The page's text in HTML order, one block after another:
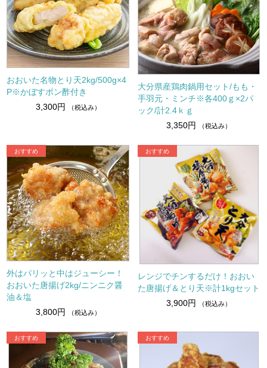
おおいた名物とり天2kg/500g×4
P※かぼすポン酢付き
3,300円
（税込み）
大分県産鶏肉鍋用セット/もも・
手羽元・ミンチ※各400ｇ×2パ
ック/計2.4ｋｇ
3,350円
（税込み）
外はパリッと中はジューシー！
おおいた唐揚げ2kg/ニンニク醤
油＆塩
3,800円
（税込み）
レンジでチンするだけ！おおい
た唐揚げ＆とり天※計1kgセット
3,900円
（税込み）